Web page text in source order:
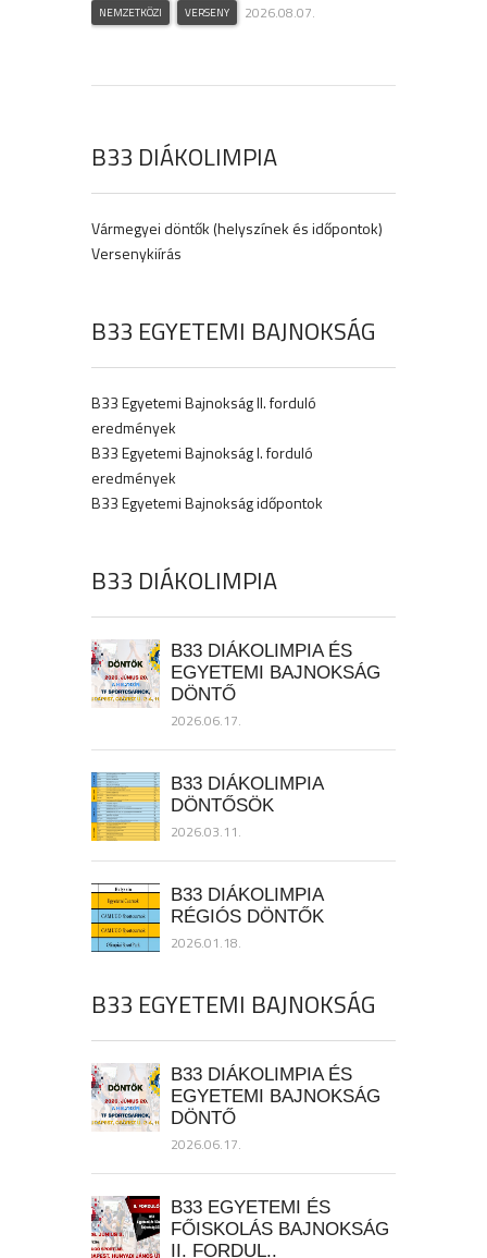
NEMZETKÖZI VERSENY 2026.08.07.
B33 DIÁKOLIMPIA
Vármegyei döntők (helyszínek és időpontok)
Versenykiírás
B33 EGYETEMI BAJNOKSÁG
B33 Egyetemi Bajnokság II. forduló
eredmények
B33 Egyetemi Bajnokság I. forduló
eredmények
B33 Egyetemi Bajnokság időpontok
B33 DIÁKOLIMPIA
B33 DIÁKOLIMPIA ÉS
EGYETEMI BAJNOKSÁG
DÖNTŐ
2026.06.17.
B33 DIÁKOLIMPIA
DÖNTŐSÖK
2026.03.11.
B33 DIÁKOLIMPIA
RÉGIÓS DÖNTŐK
2026.01.18.
B33 EGYETEMI BAJNOKSÁG
B33 DIÁKOLIMPIA ÉS
EGYETEMI BAJNOKSÁG
DÖNTŐ
2026.06.17.
B33 EGYETEMI ÉS
FŐISKOLÁS BAJNOKSÁG
II. FORDUL..